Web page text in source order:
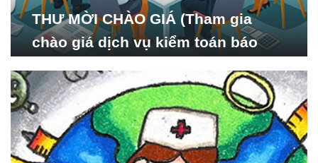
THƯ MỜI CHÀO GIÁ (Tham gia
chào giá dịch vụ kiểm toán báo
Nghiên cứu Phát triển Xã
hội_ISDS)